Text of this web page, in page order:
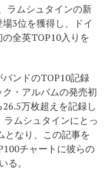
ラムシュタインの新
3位を獲得し、ドイ
全英TOP10入りを
ンドのTOP10記録
・アルバムの発売初
万枚超えを記録し
ムシュタインにとっ
となり、この記事を
チャートに彼らの
る。